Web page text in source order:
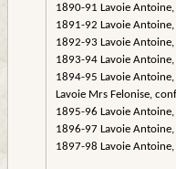
1890-91 Lavoie Antoine,
1891-92 Lavoie Antoine,
1892-93 Lavoie Antoine,
1893-94 Lavoie Antoine,
1894-95 Lavoie
Lavoie Mrs Felonise,
1895-96 Lavoie
1896-97 Lavoie
1897-98 Lavoie